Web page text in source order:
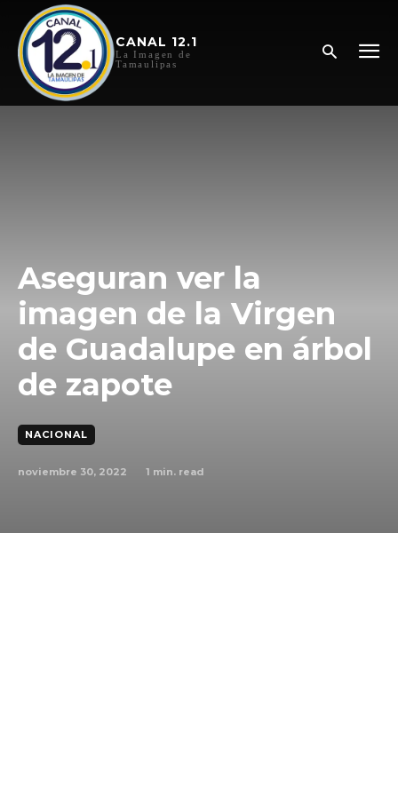
CANAL 12.1
La Imagen de
Tamaulipas
Aseguran ver la
imagen de la Virgen
de Guadalupe en árbol
de zapote
NACIONAL
noviembre 30, 2022 1 min. read